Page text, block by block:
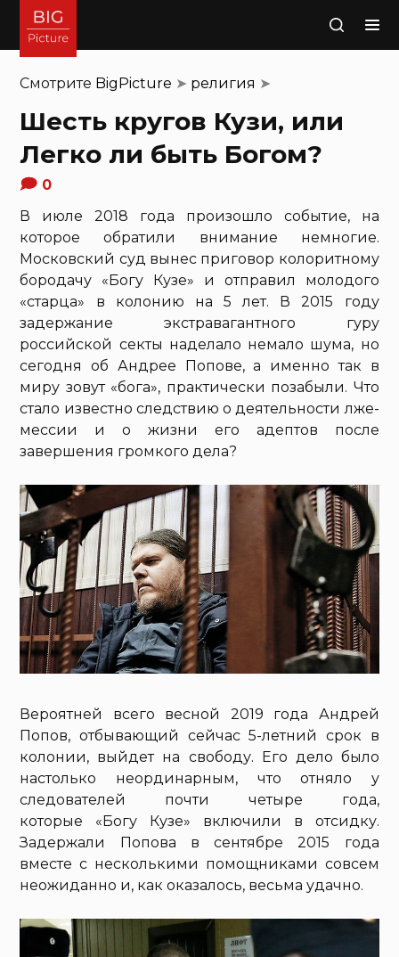
Поиск
Смотрите BigPicture ➤ религия ➤
Шесть кругов Кузи, или
Легко ли быть Богом?
0
В июле 2018 года произошло событие, на
которое обратили внимание немногие.
Московский суд вынес приговор колоритному
бородачу «Богу Кузе» и отправил молодого
«старца» в колонию на 5 лет. В 2015 году
задержание экстравагантного гуру
российской секты наделало немало шума, но
сегодня об Андрее Попове, а именно так в
миру зовут «бога», практически позабыли. Что
стало известно следствию о деятельности лже-
мессии и о жизни его адептов после
завершения громкого дела?
Вероятней всего весной 2019 года Андрей
Попов, отбывающий сейчас 5-летний срок в
колонии, выйдет на свободу. Его дело было
настолько неординарным, что отняло у
следователей почти четыре года,
которые «Богу Кузе» включили в отсидку.
Задержали Попова в сентябре 2015 года
вместе с несколькими помощниками совсем
неожиданно и, как оказалось, весьма удачно.